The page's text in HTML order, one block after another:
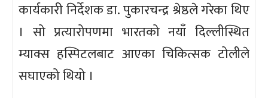
कार्यकारी निर्देशक डा. पुकारचन्द्र श्रेष्ठले गरेका थिए
। सो प्रत्यारोपणमा भारतको नयाँ दिल्लीस्थित
म्याक्स हस्पिटलबाट आएका चिकित्सक टोलीले
सघाएको थियो ।